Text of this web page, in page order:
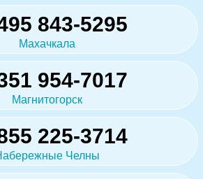
843-5295
Махачкала
954-7017
Магнитогорск
225-3714
Челны